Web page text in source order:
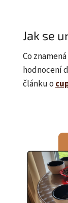
Jak se
Co
hodnocení
článku o